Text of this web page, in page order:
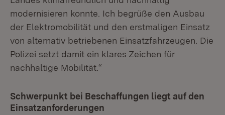
modernisieren konnte. Ich begrüße den Ausbau
der Elektromobilität und den erstmaligen Einsatz
von alternativ betriebenen Einsatzfahrzeugen. Die
Polizei setzt damit ein klares Zeichen für
nachhaltige Mobilität.“
Schwerpunkt bei Beschaffungen liegt auf den
Einsatzanforderungen